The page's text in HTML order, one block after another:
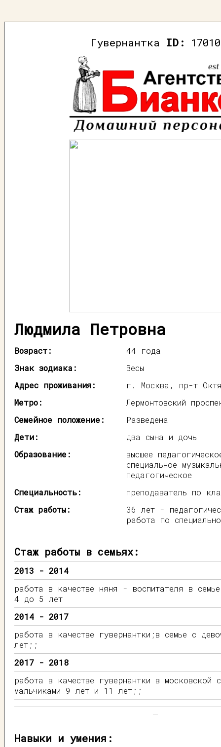
Гувернантка ID: 17010
Людмила Петровна
Возраст:
44 года
Знак зодиака:
Весы
Адрес проживания:
г. Москва, пр-т
Метро:
Лермонтовский
Семейное положение:
Разведена
Дети:
два сына и дочь
Образование:
высшее
специальное
педагогическое
Специальность:
преподаватель по
Стаж работы:
36 лет -
работа по
Стаж работы в семьях:
2013 - 2014
работа в качестве няня - воспитателя в
4 до 5 лет
2014 - 2017
работа в качестве гувернантки;в семье с
лет;;
2017 - 2018
работа в качестве гувернантки в московской
мальчиками 9 лет и 11 лет;;
Навыки и умения: